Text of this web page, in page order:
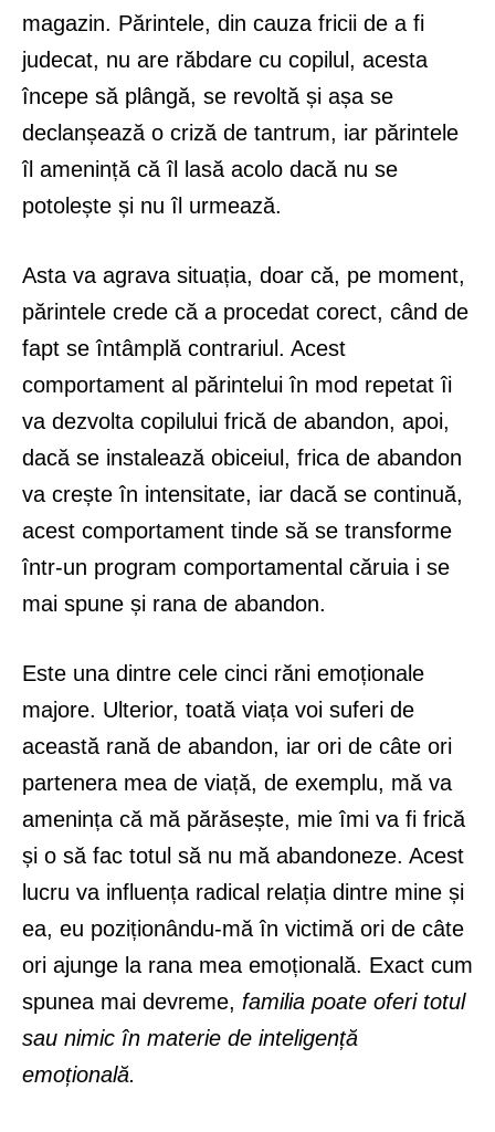
magazin. Părintele, din cauza fricii de a fi
judecat, nu are răbdare cu copilul, acesta
începe să plângă, se revoltă și așa se
declanșează o criză de tantrum, iar părintele
îl amenință că îl lasă acolo dacă nu se
potolește și nu îl urmează.
Asta va agrava situația, doar că, pe moment,
părintele crede că a procedat corect, când de
fapt se întâmplă contrariul. Acest
comportament al părintelui în mod repetat îi
va dezvolta copilului frică de abandon, apoi,
dacă se instalează obiceiul, frica de abandon
va crește în intensitate, iar dacă se continuă,
acest comportament tinde să se transforme
într-un program comportamental căruia i se
mai spune și rana de abandon.
Este una dintre cele cinci răni emoționale
majore. Ulterior, toată viața voi suferi de
această rană de abandon, iar ori de câte ori
partenera mea de viață, de exemplu, mă va
amenința că mă părăsește, mie îmi va fi frică
și o să fac totul să nu mă abandoneze. Acest
lucru va influența radical relația dintre mine și
ea, eu poziționându-mă în victimă ori de câte
ori ajunge la rana mea emoțională. Exact cum
spunea mai devreme, familia poate oferi totul
sau nimic în materie de inteligență
emoțională.